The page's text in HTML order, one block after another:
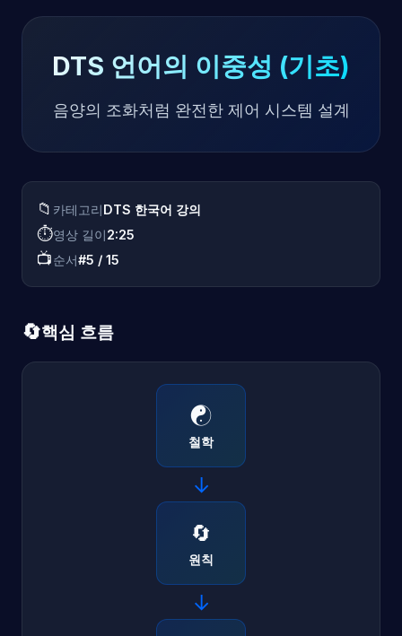
DTS 언어의 이중성 (기초)
음양의 조화처럼 완전한 제어 시스템 설계
📁 카테고리DTS 한국어 강의
⏱️영상 길이2:25
📺순서#5 / 15
🔄핵심 흐름
☯️
철학
→
🔄
원칙
→